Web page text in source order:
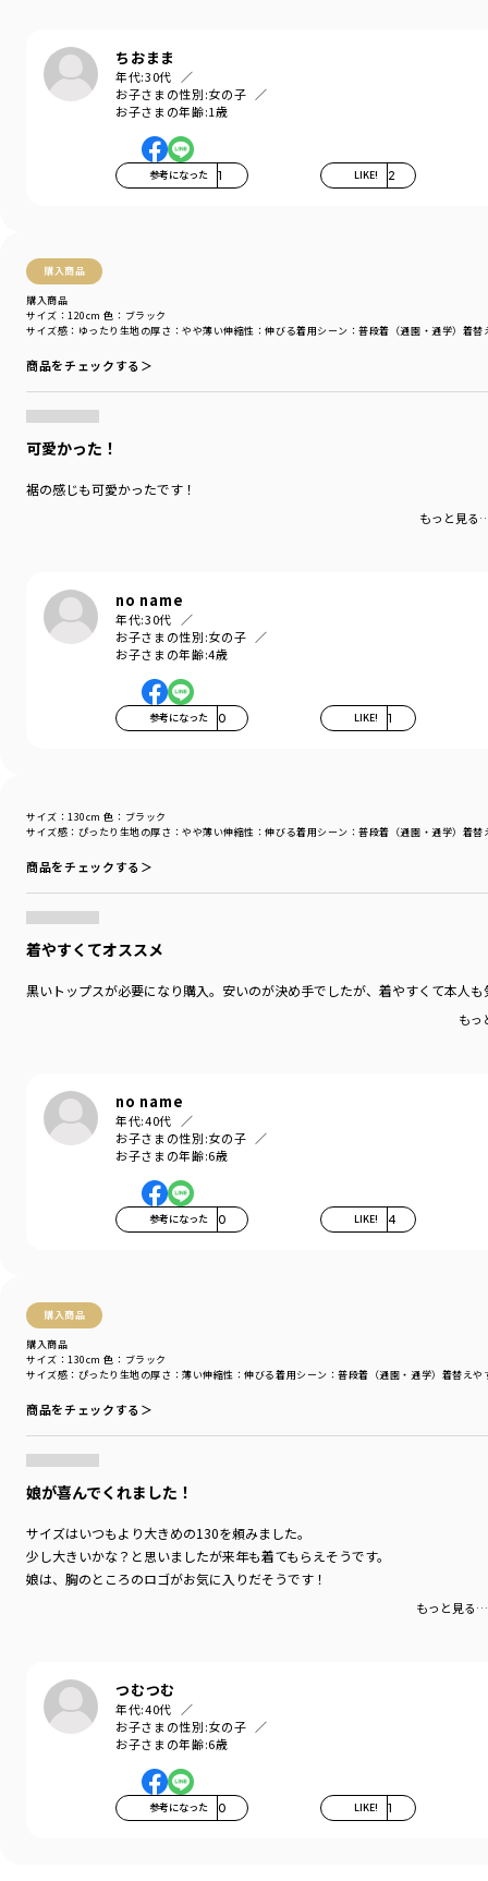
ちおまま
年代:30代
お子さまの性別:女の子
お子さまの年齢:1歳
参考になった 1 LIKE! 2
購入商品
購入商品
サイズ感 ：ゆったり 生地の厚さ ：やや薄い伸縮性 ：伸びる着用シーン ：普段着（通園・通学） 着替
サイズ：120cm 色：ブラック
商品をチェックする＞
可愛かった！
裾の感じも可愛かったです！
もっと見る
no name
年代:30代
お子さまの性別:女の子
お子さまの年齢:4歳
参考になった 0 LIKE! 1
サイズ感 ：ぴったり 生地の厚さ ：やや薄い伸縮性 ：伸びる着用シーン ：普段着（通園・通学） 着替
サイズ：130cm 色：ブラック
商品をチェックする＞
着やすくてオススメ
黒いトップスが必要になり購入。安いのが決め手でしたが、着やすくて本人
も
no name
年代:40代
お子さまの性別:女の子
お子さまの年齢:6歳
参考になった 0 LIKE! 4
購入商品
購入商品
サイズ感 ：ぴったり 生地の厚さ ：薄い伸縮性 ：伸びる着用シーン ：普段着（通園・通学） 着替えや
サイズ：130cm 色：ブラック
商品をチェックする＞
娘が喜んでくれました！
サイズはいつもより大きめの130を頼みました。
少し大きいかな？と思いましたが来年も着てもらえそうです。
娘は、胸のところのロゴがお気に入りだそうです！
もっと見る…
つむつむ
年代:40代
お子さまの性別:女の子
お子さまの年齢:6歳
参考になった 0 LIKE! 1
着用イメージ/カラー：オフホワイト
モデル：身長108.0cm 体重16kg
サイズ：サイズ110
／branshes
／アウトレット
商品番号